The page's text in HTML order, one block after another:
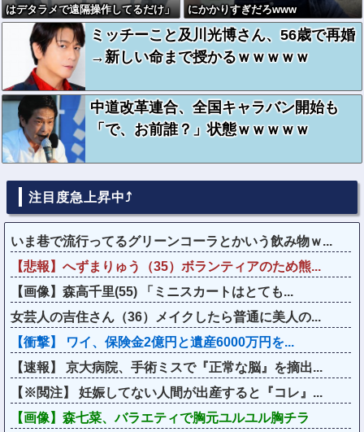
はデタラメで遠隔操作してるだけ」
にかかりすぎだろwww
ミッチーこと及川光博さん、56歳で再婚
→新しい命まで授かるｗｗｗｗｗ
中道改革連合、全国キャラバン開始も
「で、お前誰？」状態ｗｗｗｗｗ
注目度急上昇中⤴
いま巷で流行ってるグリーンコーラとかいう飲み物ｗ...
【悲報】へずまりゅう（35）ボランティアのため熊...
【画像】森高千里(55) 「ミニスカートはとても...
女芸人の吉住さん（36）メイクしたら普通に美人の...
【衝撃】 ワイ、保険金2億円と遺産6000万円を...
【速報】 京大病院、手術ミスで『正常な脳』を摘出...
【※閲注】 妊娠してない人間が出産すると『コレ』...
【画像】森七菜、バラエティで胸元ユルユル胸チラ